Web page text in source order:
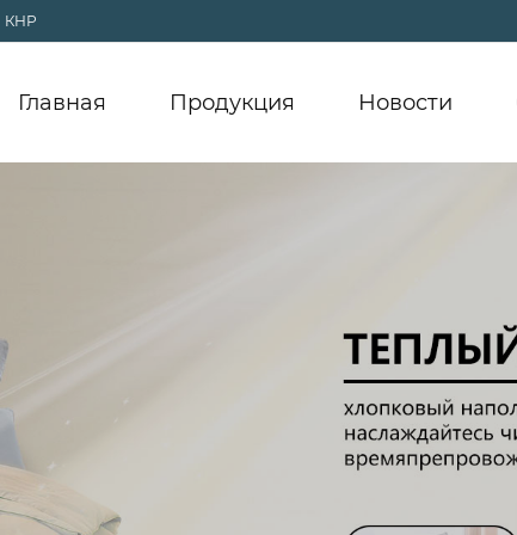
КНР
Главная Продукция Новости